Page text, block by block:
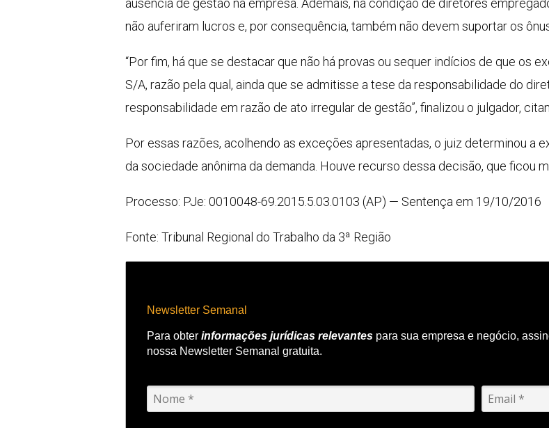
ausência de gestão na empresa. Ademais, na condição de diretores
não auferiram lucros e, por consequência, também não devem suportar os
“Por fim, há que se destacar que não há provas ou sequer indícios de que os
S/A, razão pela qual, ainda que se admitisse a tese da responsabilidade do
responsabilidade em razão de ato irregular de gestão”, finalizou o julgador,
Por essas razões, acolhendo as exceções apresentadas, o juiz determinou a
da sociedade anônima da demanda. Houve recurso dessa decisão, que ficou
Processo: PJe: 0010048-69.2015.5.03.0103 (AP) — Sentença em 19/10/2016
Fonte: Tribunal Regional do Trabalho da 3ª Região
Newsletter Semanal
Para obter informações jurídicas relevantes para sua empresa e negócio,
nossa Newsletter Semanal gratuita.